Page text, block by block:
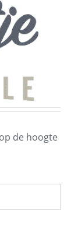
de hoogte